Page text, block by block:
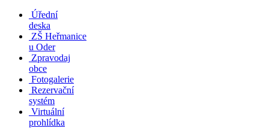
Úřední
deska
ZŠ Heřmanice
u Oder
Zpravodaj
obce
Fotogalerie
Rezervační
systém
Virtuální
prohlídka